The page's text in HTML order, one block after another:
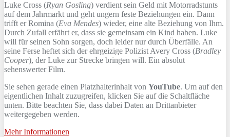
Luke Cross (Ryan Gosling) verdient sein Geld mit Motorradstunts
auf dem Jahrmarkt und geht ungern feste Beziehungen ein. Dann
trifft er Romina (Eva Mendes) wieder, eine alte Beziehung von Ihm.
Durch Zufall erfährt er, dass sie gemeinsam ein Kind haben. Luke
will für seinen Sohn sorgen, doch leider nur durch Überfälle. An
seine Ferse heftet sich der ehrgeizige Polizist Avery Cross (Bradley
Cooper), der Luke zur Strecke bringen will. Ein absolut
sehenswerter Film.
Sie sehen gerade einen Platzhalterinhalt von YouTube. Um auf den
eigentlichen Inhalt zuzugreifen, klicken Sie auf die Schaltfläche
unten. Bitte beachten Sie, dass dabei Daten an Drittanbieter
weitergegeben werden.
Mehr Informationen